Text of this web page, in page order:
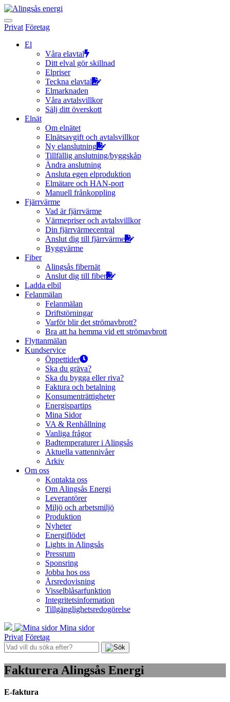
Hoppa
till
innehållet
Privat Företag
El
Våra elavtal
Ditt elval gör skillnad
Elpriser
Teckna elavtal
Elmarknaden
Våra avtalsvillkor
Sälj ditt överskott
Elnät
Om elnätet
Elnätsavgift och avtalsvillkor
Ny elanslutning
Tillfällig anslutning/byggskåp
Ändra anslutning
Ansluta egen elproduktion
Elmätare och HAN-port
Manuell frånkoppling
Fjärrvärme
Vad är fjärrvärme
Värmepriser och avtalsvillkor
Din fjärrvärmecentral
Anslut dig till fjärrvärme
Byggvärme
Fiber
Alingsås fibernät
Anslut dig till fiber
Ladda elbil
Felanmälan
Felanmälan
Driftstörningar
Varför blir det strömavbrott?
Bra att ha hemma vid ett strömavbrott
Flyttanmälan
Kundservice
Öppettider
Ska du gräva?
Ska du bygga eller riva?
Faktura och betalning
Konsumenträttigheter
Energispartips
Mina Sidor
VA & Renhållning
Vanliga frågor
Badtemperaturer i Alingsås
Aktuella vattennivåer
Arkiv
Om oss
Kontakta oss
Om Alingsås Energi
Leverantörer
Miljö och arbetsmiljö
Produktion
Nyheter
Energiflödet
Lights in Alingsås
Pressrum
Sponsring
Jobba hos oss
Årsredovisning
Visselblåsarfunktion
Integritetsinformation
Tillgänglighetsredogörelse
Mina sidor
Privat Företag
Fakturera Alingsås Energi
E-faktura